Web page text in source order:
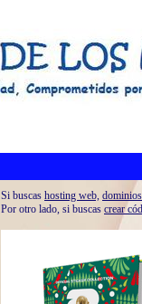
Si buscas hosting web,
Por otro lado, si buscas crear